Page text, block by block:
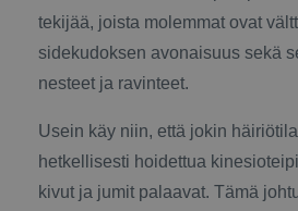
tekijää, joista molemmat ovat
sidekudoksen avonaisuus sekä
nesteet ja ravinteet.
Usein käy niin, että jokin
hetkellisesti hoidettua
kivut ja jumit palaavat. Tämä